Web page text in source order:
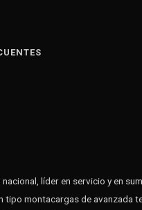
líder en servicio y en
tipo montacargas de avanzada